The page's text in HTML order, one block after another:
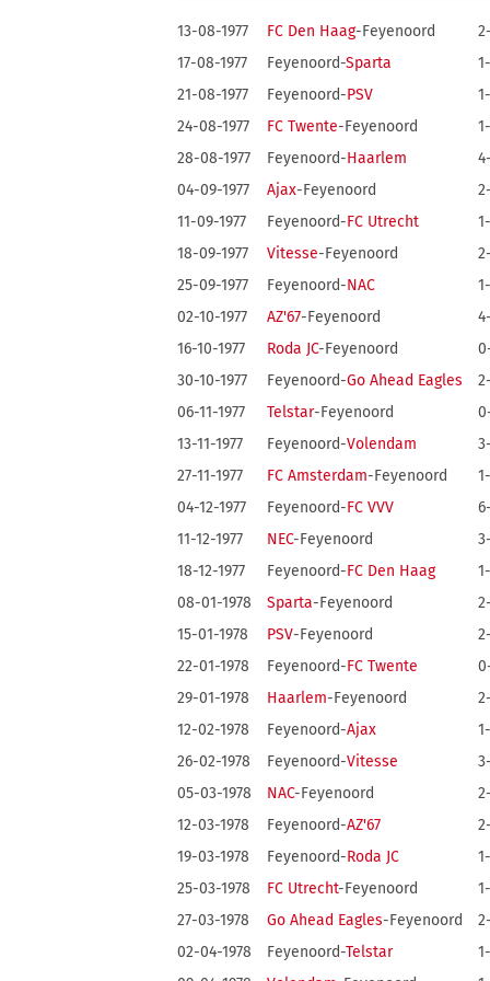
13-08-1977 FC Den Haag-Feyenoord
17-08-1977
Feyenoord-Sparta
21-08-1977
Feyenoord-PSV
24-08-1977
FC Twente-Feyenoord
28-08-1977
Feyenoord-Haarlem
04-09-1977
Ajax-Feyenoord
11-09-1977
Feyenoord-FC Utrecht
18-09-1977
Vitesse-Feyenoord
25-09-1977
Feyenoord-NAC
02-10-1977
AZ'67-Feyenoord
16-10-1977
Roda JC-Feyenoord
30-10-1977
Feyenoord-Go Ahead Eagles
06-11-1977
Telstar-Feyenoord
13-11-1977
Feyenoord-Volendam
27-11-1977
FC Amsterdam-Feyenoord
04-12-1977
Feyenoord-FC VVV
11-12-1977
NEC-Feyenoord
18-12-1977
Feyenoord-FC Den Haag
08-01-1978
Sparta-Feyenoord
15-01-1978
PSV-Feyenoord
22-01-1978
Feyenoord-FC Twente
29-01-1978
Haarlem-Feyenoord
12-02-1978
Feyenoord-Ajax
26-02-1978
Feyenoord-Vitesse
05-03-1978
NAC-Feyenoord
12-03-1978
Feyenoord-AZ'67
19-03-1978
Feyenoord-Roda JC
25-03-1978
FC Utrecht-Feyenoord
27-03-1978
Go Ahead Eagles-Feyenoord
02-04-1978
Feyenoord-Telstar